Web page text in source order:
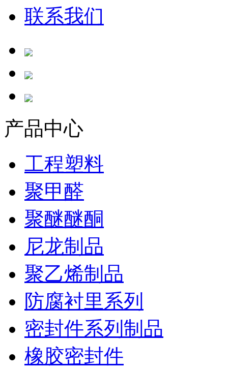
联系我们
产品中心
工程塑料
聚甲醛
聚醚醚酮
尼龙制品
聚乙烯制品
防腐衬里系列
密封件系列制品
橡胶密封件